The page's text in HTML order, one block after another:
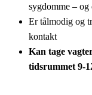
sygdomme – og
Er tålmodig og
kontakt
Kan tage
tidsrummet 9-